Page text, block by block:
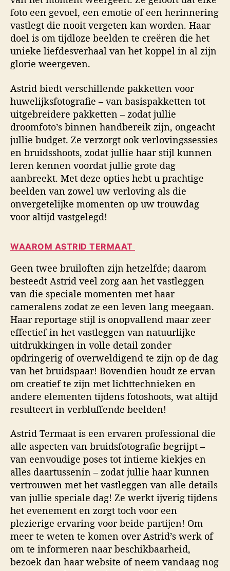
foto een gevoel, een emotie of een herinnering
vastlegt die nooit vergeten kan worden. Haar
doel is om tijdloze beelden te creëren die het
unieke liefdesverhaal van het koppel in al zijn
glorie weergeven.
Astrid biedt verschillende pakketten voor
huwelijksfotografie – van basispakketten tot
uitgebreidere pakketten – zodat jullie
droomfoto’s binnen handbereik zijn, ongeacht
jullie budget. Ze verzorgt ook verlovingssessies
en bruidsshoots, zodat jullie haar stijl kunnen
leren kennen voordat jullie grote dag
aanbreekt. Met deze opties hebt u prachtige
beelden van zowel uw verloving als die
onvergetelijke momenten op uw trouwdag
voor altijd vastgelegd!
WAAROM ASTRID TERMAAT
Geen twee bruiloften zijn hetzelfde; daarom
besteedt Astrid veel zorg aan het vastleggen
van die speciale momenten met haar
cameralens zodat ze een leven lang meegaan.
Haar reportage stijl is onopvallend maar zeer
effectief in het vastleggen van natuurlijke
uitdrukkingen in volle detail zonder
opdringerig of overweldigend te zijn op de dag
van het bruidspaar! Bovendien houdt ze ervan
om creatief te zijn met lichttechnieken en
andere elementen tijdens fotoshoots, wat altijd
resulteert in verbluffende beelden!
Astrid Termaat is een ervaren professional die
alle aspecten van bruidsfotografie begrijpt –
van eenvoudige poses tot intieme kiekjes en
alles daartussenin – zodat jullie haar kunnen
vertrouwen met het vastleggen van alle details
van jullie speciale dag! Ze werkt ijverig tijdens
het evenement en zorgt toch voor een
plezierige ervaring voor beide partijen! Om
meer te weten te komen over Astrid’s werk of
om te informeren naar beschikbaarheid,
bezoek dan haar website of neem vandaag nog